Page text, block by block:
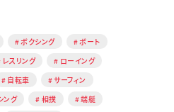
ボクシング
ボート
レスリング
ローイング
自転車
サーフィン
ング 相撲
端艇